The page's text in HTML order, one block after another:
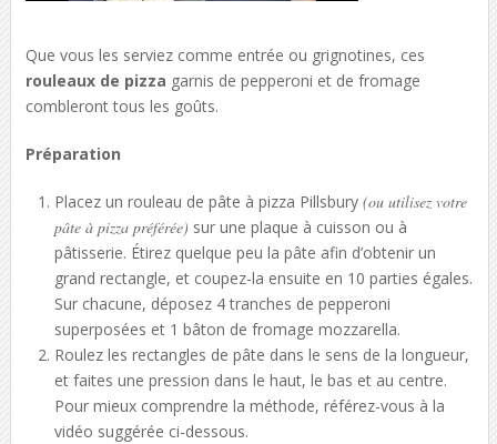
Que vous les serviez comme entrée ou grignotines, ces
rouleaux de pizza garnis de pepperoni et de fromage
combleront tous les goûts.
Préparation
Placez un rouleau de pâte à pizza Pillsbury (ou utilisez votre
pâte à pizza préférée) sur une plaque à cuisson ou à
pâtisserie. Étirez quelque peu la pâte afin d’obtenir un
grand rectangle, et coupez-la ensuite en 10 parties égales.
Sur chacune, déposez 4 tranches de pepperoni
superposées et 1 bâton de fromage mozzarella.
Roulez les rectangles de pâte dans le sens de la longueur,
et faites une pression dans le haut, le bas et au centre.
Pour mieux comprendre la méthode, référez-vous à la
vidéo suggérée ci-dessous.